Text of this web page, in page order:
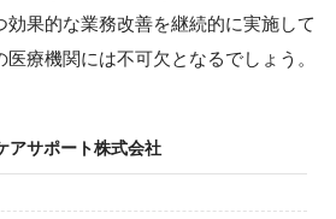
果的な業務改善を継続的に実施して
療機関には不可欠となるでしょう。
アサポート株式会社